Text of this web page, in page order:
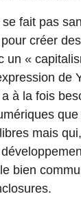
fait pas
créer
un «
de
à la fois
mais
bien